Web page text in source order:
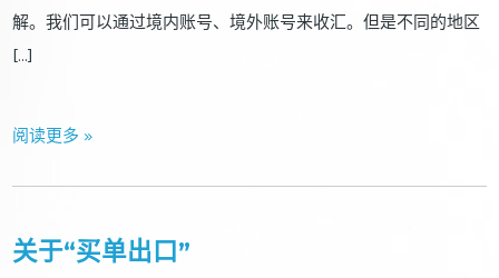
解。我们可以通过境内账号、境外账号来收汇。但是不同的地区
[…]
阅读更多 »
关于“买单出口”